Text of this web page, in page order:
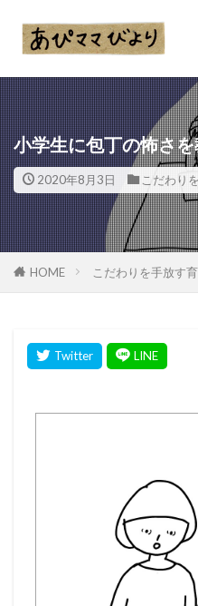
小学生に包丁の怖さ
2020年8月3日 こだわり
HOME こだわりを手放す